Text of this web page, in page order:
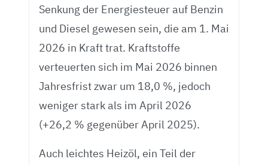
Senkung der Energiesteuer auf Benzin
und Diesel gewesen sein, die am 1. Mai
2026 in Kraft trat. Kraftstoffe
verteuerten sich im Mai 2026 binnen
Jahresfrist zwar um 18,0 %, jedoch
weniger stark als im April 2026
(+26,2 % gegenüber April 2025).
Auch leichtes Heizöl, ein Teil der